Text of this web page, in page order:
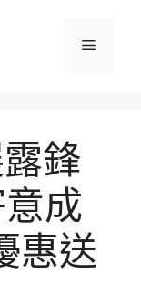
選
鋒
意成
惠送